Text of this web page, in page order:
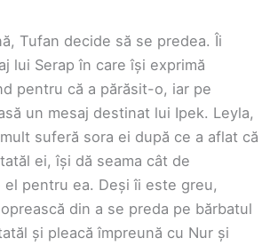
Tufan decide să se predea. Îi
lui Serap în care își exprimă
pentru că a părăsit-o, iar pe
un mesaj destinat lui Ipek. Leyla,
suferă sora ei după ce a aflat că
ei, își dă seama cât de
pentru ea. Deși îi este greu,
din a se preda pe bărbatul
și pleacă împreună cu Nur și